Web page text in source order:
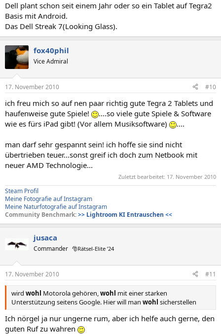
Dell plant schon seit einem Jahr oder so ein Tablet auf Tegra2
Basis mit Android.
Das Dell Streak 7(Looking Glass).
fox40phil
Vice Admiral
17. November 2010 #10
ich freu mich so auf nen paar richtig gute Tegra 2 Tablets und
haufenweise gute Spiele!
....so viele gute Spiele & Software
wie es fürs iPad gibt! (Vor allem Musiksoftware)
....
man darf sehr gespannt sein! ich hoffe sie sind nicht
übertrieben teuer...sonst greif ich doch zum Netbook mit
neuer AMD Technologie...
Zuletzt bearbeitet: 17. November 2010
Steam Profil
Meine Fotografie auf Instagram
Meine Naturfotografie auf Instagram
Community Benchmark:>> Lightroom KI Entrauschen <<
jusaca
Commander 🎅Rätsel-Elite ’24
17. November 2010 #11
wird wohl Motorola gehören, wohl mit einer starken
Unterstützung seitens Google. Hier will man wohl sicherstellen
Ich nörgel ja nur ungerne rum, aber ich helfe auch gerne, den
guten Ruf zu wahren